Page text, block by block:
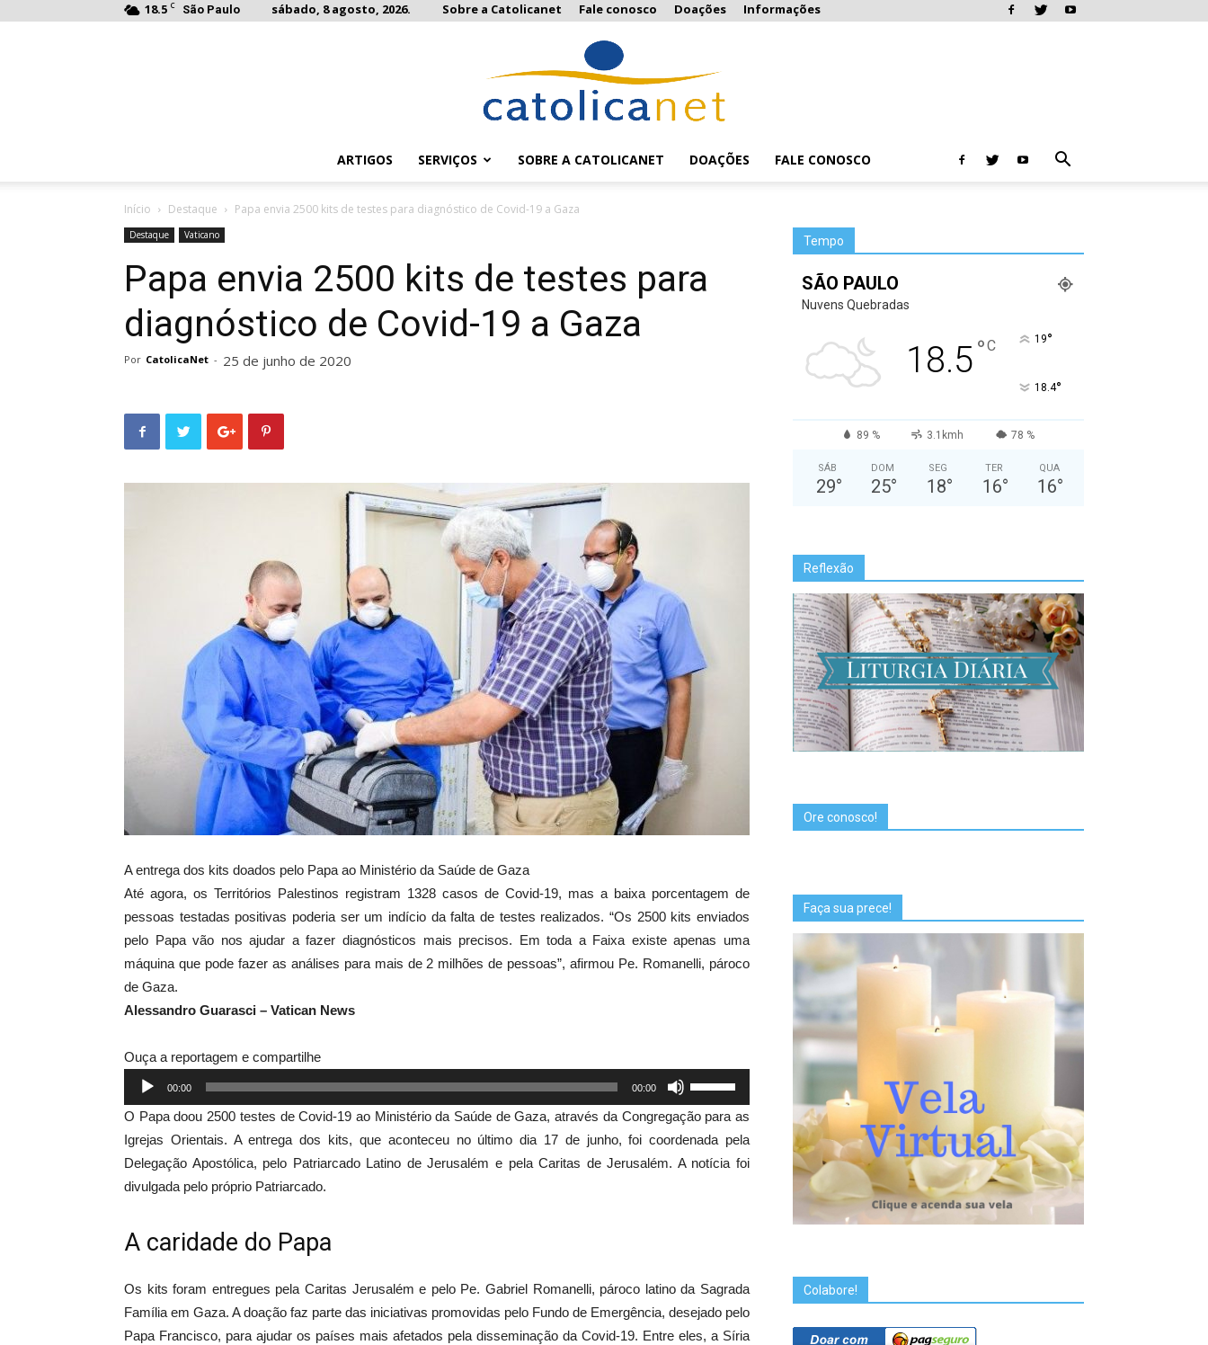
18.5 C São Paulo sábado, 8 agosto, 2026. Sobre a Catolicanet Fale conosco Doações Informações
ARTIGOS SERVIÇOS SOBRE A CATOLICANET DOAÇÕES FALE CONOSCO
Início Destaque Papa envia 2500 kits de testes para diagnóstico de Covid-19 a Gaza
Destaque Vaticano
Papa envia 2500 kits de testes para
diagnóstico de Covid-19 a Gaza
Por CatolicaNet - 25 de junho de 2020
A entrega dos kits doados pelo Papa ao Ministério da Saúde de Gaza
Até agora, os Territórios Palestinos registram 1328 casos de Covid-19, mas a baixa porcentagem de
pessoas testadas positivas poderia ser um indício da falta de testes realizados. “Os 2500 kits enviados
pelo Papa vão nos ajudar a fazer diagnósticos mais precisos. Em toda a Faixa existe apenas uma
máquina que pode fazer as análises para mais de 2 milhões de pessoas”, afirmou Pe. Romanelli, pároco
de Gaza.
Alessandro Guarasci – Vatican News
Ouça a reportagem e compartilhe
Tocador
de
áudio
00:00 00:00
as
setas
para
cima
aumentar
ou
diminuir
O Papa doou 2500 testes de Covid-19 ao Ministério da Saúde de Gaza, através da Congregação para as
Igrejas Orientais. A entrega dos kits, que aconteceu no último dia 17 de junho, foi coordenada pela
Delegação Apostólica, pelo Patriarcado Latino de Jerusalém e pela Caritas de Jerusalém. A notícia foi
divulgada pelo próprio Patriarcado.
A caridade do Papa
Os kits foram entregues pela Caritas Jerusalém e pelo Pe. Gabriel Romanelli, pároco latino da Sagrada
Família em Gaza. A doação faz parte das iniciativas promovidas pelo Fundo de Emergência, desejado pelo
Papa Francisco, para ajudar os países mais afetados pela disseminação da Covid-19. Entre eles, a Síria
Tempo
SÃO PAULO
Nuvens Quebradas
18.5°C 19°
18.4°
89 % 3.1kmh 78 %
SÁB
29°
DOM
25°
SEG
18°
TER
16°
QUA
16°
Reflexão
Ore conosco!
Faça sua prece!
Colabore!